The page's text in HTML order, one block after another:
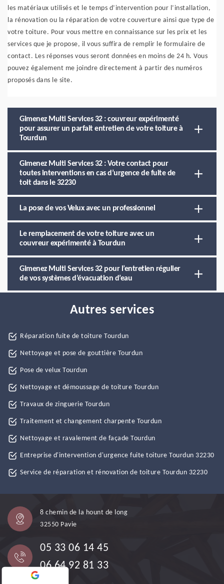
les matériaux utilisés et le temps d’intervention pour l’installation,
la rénovation ou la réparation de votre couverture ainsi que type de
votre toiture. Pour vous mettre en connaissance sur les prix et les
services que je propose, il vous suffira de remplir le formulaire de
contact. Les réponses vous seront données en moins de 24 h. Vous
pouvez également me joindre directement à partir des numéros
proposés dans le site.
Gimenez Multi Services 32 : couvreur expérimenté
pour assurer un parfait entretien de votre toiture à
Tourdun
Gimenez Multi Services 32 : Votre contact pour
toutes interventions en cas d’urgence de fuite de
toit dans le 32230
La pose de vos Velux avec un professionnel
Le remplacement de votre toiture avec un
couvreur expérimenté à Tourdun
Gimenez Multi Services 32 pour l’entretien régulier
de vos systèmes d’évacuation d’eau
Autres services
Réparation fuite de toiture Tourdun
Nettoyage et pose de gouttière Tourdun
Pose de velux Tourdun
Nettoyage et démoussage de toiture Tourdun
Travaux de zinguerie Tourdun
Traitement et changement charpente Tourdun
Nettoyage et ravalement de façade Tourdun
Entreprise d'intervention d'urgence fuite toiture Tourdun 32230
Service de réparation et rénovation de toiture Tourdun 32230
8 chemin de la hount de long
32550 Pavie
05 33 06 14 45
06 64 92 81 33